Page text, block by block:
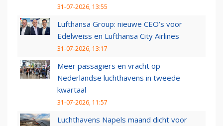
31-07-2026, 13:55
Lufthansa Group: nieuwe CEO’s voor
Edelweiss en Lufthansa City Airlines
31-07-2026, 13:17
Meer passagiers en vracht op
Nederlandse luchthavens in tweede
kwartaal
31-07-2026, 11:57
Luchthavens Napels maand dicht voor